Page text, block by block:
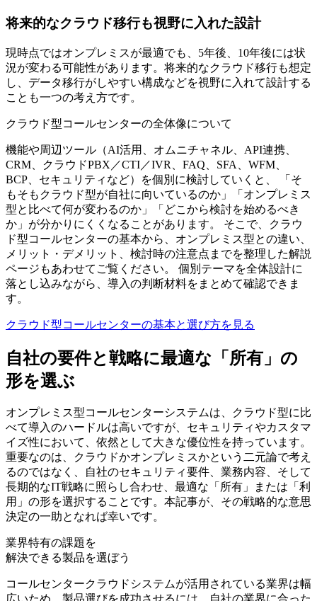
将来的なクラウド移行も視野に入れた設計
現時点ではオンプレミスが最適でも、5年後、10年後には状
況が変わる可能性があります。将来的なクラウド移行も想定
し、データ移行がしやすい構成などを視野に入れて設計する
ことも一つの考え方です。
クラウド型コールセンターの全体像について
機能や周辺ツール（AI活用、オムニチャネル、API連携、
CRM、クラウドPBX／CTI／IVR、FAQ、SFA、WFM、
BCP、セキュリティなど）を個別に検討していくと、 「そ
もそもクラウド型が自社に向いているのか」「オンプレミス
型と比べて何が変わるのか」「どこから検討を始めるべき
か」が分かりにくくなることがあります。 そこで、クラウ
ド型コールセンターの基本から、オンプレミス型との違い、
メリット・デメリット、検討時の注意点までを整理した解説
ページもあわせてご覧ください。 個別テーマを全体設計に
落とし込みながら、導入の判断材料をまとめて確認できま
す。
クラウド型コールセンターの基本と選び方を見る
自社の要件と戦略に最適な「所有」の
形を選ぶ
オンプレミス型コールセンターシステムは、クラウド型に比
べて導入のハードルは高いですが、セキュリティやカスタマ
イズ性において、依然として大きな優位性を持っています。
重要なのは、
クラウドかオンプレミスかという二元論で考え
るのではなく、自社のセキュリティ要件、業務内容、そして
長期的なIT戦略に照らし合わせ、最適な「所有」または「利
用」の形を選択すること です。本記事が、その戦略的な意思
決定の一助となれば幸いです。
業界特有の課題を
解決できる製品を選ぼう
コールセンタークラウドシステムが活用されている業界は幅